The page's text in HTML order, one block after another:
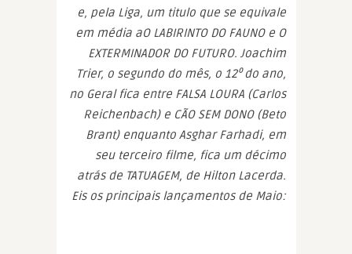
e, pela Liga, um titulo que se equivale
em média aO LABIRINTO DO FAUNO e O
EXTERMINADOR DO FUTURO. Joachim
Trier, o segundo do mês, o 12⁰ do ano,
no Geral fica entre FALSA LOURA (Carlos
Reichenbach) e CÃO SEM DONO (Beto
Brant) enquanto Asghar Farhadi, em
seu terceiro filme, fica um décimo
atrás de TATUAGEM, de Hilton Lacerda.
Eis os principais lançamentos de Maio: